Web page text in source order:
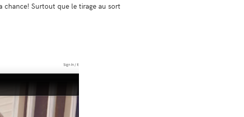
chance! Surtout que le tirage au sort